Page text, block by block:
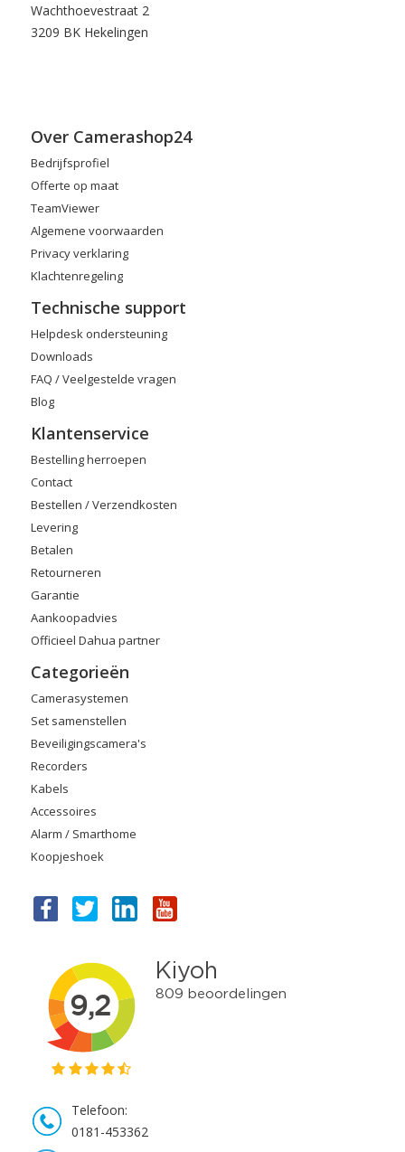
Wachthoevestraat 2
3209 BK Hekelingen
Over Camerashop24
Bedrijfsprofiel
Offerte op maat
TeamViewer
Algemene voorwaarden
Privacy verklaring
Klachtenregeling
Technische support
Helpdesk ondersteuning
Downloads
FAQ / Veelgestelde vragen
Blog
Klantenservice
Bestelling herroepen
Contact
Bestellen / Verzendkosten
Levering
Betalen
Retourneren
Garantie
Aankoopadvies
Officieel Dahua partner
Categorieën
Camerasystemen
Set samenstellen
Beveiligingscamera's
Recorders
Kabels
Accessoires
Alarm / Smarthome
Koopjeshoek
Telefoon:
0181-453362